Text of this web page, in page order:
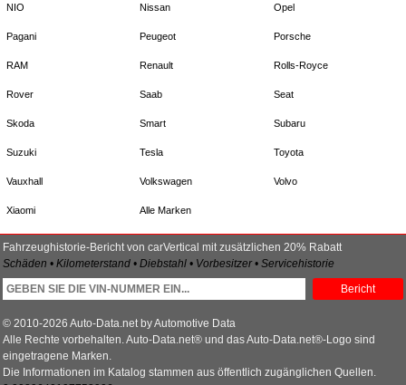
NIO Nissan Opel
Pagani Peugeot Porsche
RAM Renault Rolls-Royce
Rover Saab Seat
Skoda Smart Subaru
Suzuki Tesla Toyota
Vauxhall Volkswagen Volvo
Xiaomi Alle Marken
Fahrzeughistorie-Bericht von carVertical mit zusätzlichen 20% Rabatt
Schäden • Kilometerstand • Diebstahl • Vorbesitzer • Servicehistorie
Bericht
© 2010-2026 Auto-Data.net by Automotive Data
Alle Rechte vorbehalten. Auto-Data.net® und das Auto-Data.net®-Logo sind
eingetragene Marken.
Die Informationen im Katalog stammen aus öffentlich zugänglichen Quellen.